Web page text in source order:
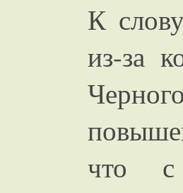
К
из-за
что с